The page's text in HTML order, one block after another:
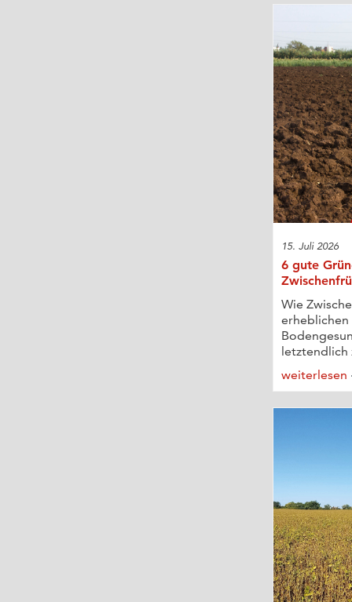
15. Juli 2026
6 gute
Wie
erheblichen
letztendlich
weiterlesen